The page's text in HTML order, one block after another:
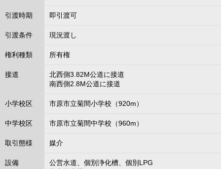
引渡時期 即引渡可
引渡条件 現況渡し
権利種類 所有権
接道
北西側3.82M公道に接道
南西側2.8M公道に接道
小学校区 市原市立菊間小学校（920m）
中学校区 市原市立菊間中学校（960m）
取引態様 媒介
設備
公営水道、個別浄化槽、個別LPG